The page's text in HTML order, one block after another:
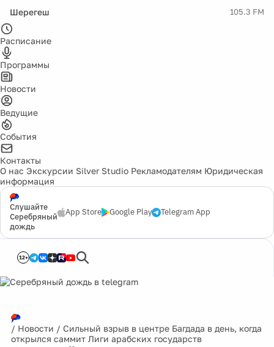
Шерегеш 105.3 FM
Расписание
Программы
Новости
Ведущие
События
Контакты
О нас Экскурсии Silver Studio Рекламодателям Юридическая
информация
Слушайте
Серебряный
дождь
App Store Google Play Telegram App
12+
/ Новости / Сильный взрыв в центре Багдада в день, когда
открылся саммит Лиги арабских государств